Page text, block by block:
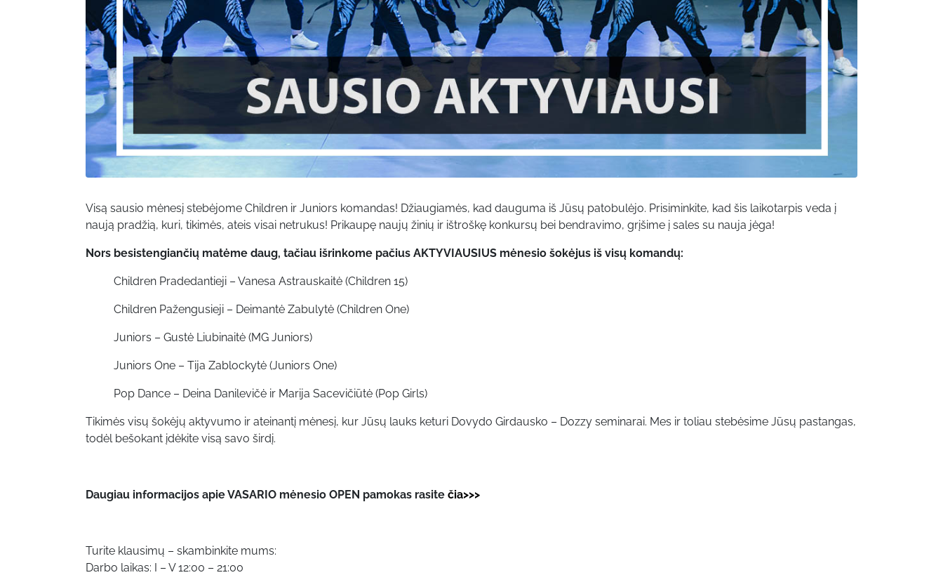
Visą sausio mėnesį stebėjome Children ir Juniors komandas! Džiaugiamės, kad dauguma iš Jūsų patobulėjo. Prisiminkite, kad šis laikotarpis veda į
naują pradžią, kuri, tikimės, ateis visai netrukus! Prikaupę naujų žinių ir ištroškę konkursų bei bendravimo, grįšime į sales su nauja jėga!
Nors besistengiančių matėme daug, tačiau išrinkome pačius AKTYVIAUSIUS mėnesio šokėjus iš visų komandų:
Children Pradedantieji – Vanesa Astrauskaitė (Children 15)
Children Pažengusieji – Deimantė Zabulytė (Children One)
Juniors – Gustė Liubinaitė (MG Juniors)
Juniors One – Tija Zablockytė (Juniors One)
Pop Dance – Deina Danilevičė ir Marija Sacevičiūtė (Pop Girls)
Tikimės visų šokėjų aktyvumo ir ateinantį mėnesį, kur Jūsų lauks keturi Dovydo Girdausko – Dozzy seminarai. Mes ir toliau stebėsime Jūsų pastangas,
todėl bešokant įdėkite visą savo širdį.
Daugiau informacijos apie VASARIO mėnesio OPEN pamokas rasite čia>>>
Turite klausimų – skambinkite mums:
Darbo laikas: I – V 12:00 – 21:00